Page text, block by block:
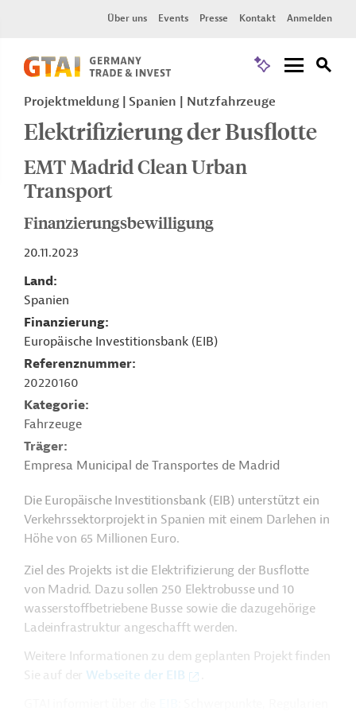
Über uns Events Presse Kontakt Anmelden
Projektmeldung Spanien Nutzfahrzeuge
Elektrifizierung der Busflotte
EMT Madrid Clean Urban
Transport
Finanzierungsbewilligung
20.11.2023
Land
Spanien
Finanzierung
Europäische Investitionsbank (EIB)
Referenznummer
20220160
Kategorie
Fahrzeuge
Träger
Empresa Municipal de Transportes de Madrid
Die Europäische Investitionsbank (EIB) unterstützt ein
Verkehrssektorprojekt in Spanien mit einem Darlehen in
Höhe von 65 Millionen Euro.
Ziel des Projekts ist die Elektrifizierung der Busflotte
von Madrid. Dazu sollen 250 Elektrobusse und 10
wasserstoffbetriebene Busse sowie die dazugehörige
Ladeinfrastruktur angeschafft werden.
Weitere Informationen zu dem geplanten Projekt finden
Sie auf der Webseite der EIB